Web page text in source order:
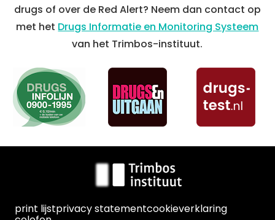
drugs of over de Red Alert? Neem dan contact op
met het Drugs Informatie en Monitoring Systeem
van het Trimbos-instituut.
print lijstprivacy statementcookieverklaring